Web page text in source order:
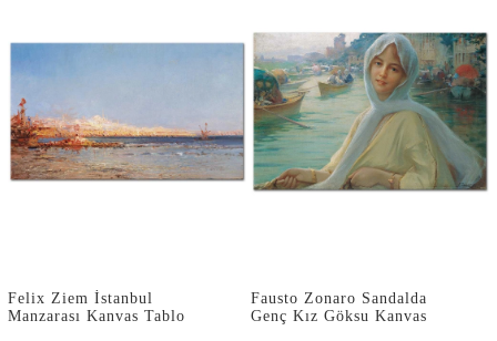
Felix Ziem İstanbul
Manzarası Kanvas Tablo
Fausto Zonaro Sandalda
Genç Kız Göksu Kanvas